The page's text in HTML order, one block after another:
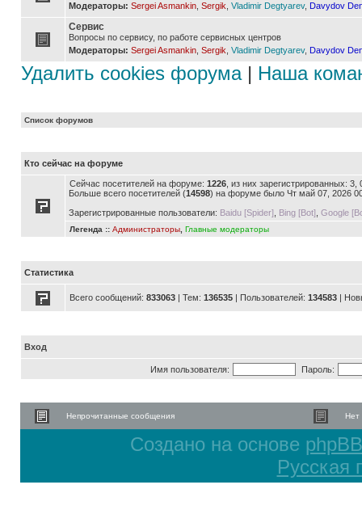
Модераторы: Sergei Asmankin Sergik Vladimir Degtyarev, Davydov
Сервис
Вопросы по сервису, по работе сервисных центров
Модераторы: Sergei Asmankin Sergik Vladimir Degtyarev, Davydov
Удалить cookies форума| Наша
Список форумов
Кто сейчас на форуме
Сейчас посетителей на форуме: 1226 , из них зарегистрированных:
Больше всего посетителей (14598) на форуме было Чт май 07, 2026
Зарегистрированные пользователи: Baidu [Spider] Bing [Bot] Google
Легенда :: Администраторы Главные модераторы
Статистика
Всего сообщений: 833063 | Тем: 136535 | Пользователей: 134583 |
Вход
Имя пользователя: Пароль:
Непрочитанные сообщения Нет
Создано на основе phpBB
Русская